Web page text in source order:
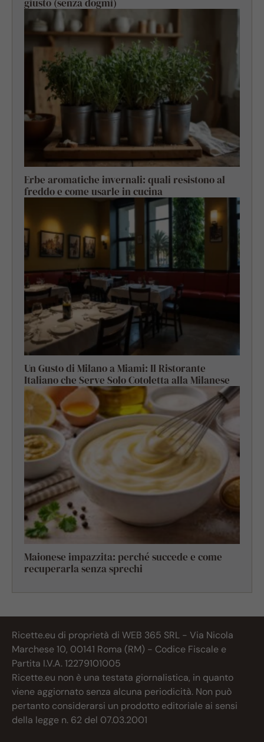
giusto (senza dogmi)
Erbe aromatiche invernali: quali resistono al
freddo e come usarle in cucina
Un Gusto di Milano a Miami: Il Ristorante
Italiano che Serve Solo Cotoletta alla Milanese
Maionese impazzita: perché succede e come
recuperarla senza sprechi
Ricette.eu di proprietà di WEB 365 SRL - Via Nicola
Marchese 10, 00141 Roma (RM) - Codice Fiscale e
Partita I.V.A. 12279101005
Ricette.eu non è una testata giornalistica, in quanto
viene aggiornato senza alcuna periodicità. Non può
pertanto considerarsi un prodotto editoriale ai sensi
della legge n. 62 del 07.03.2001